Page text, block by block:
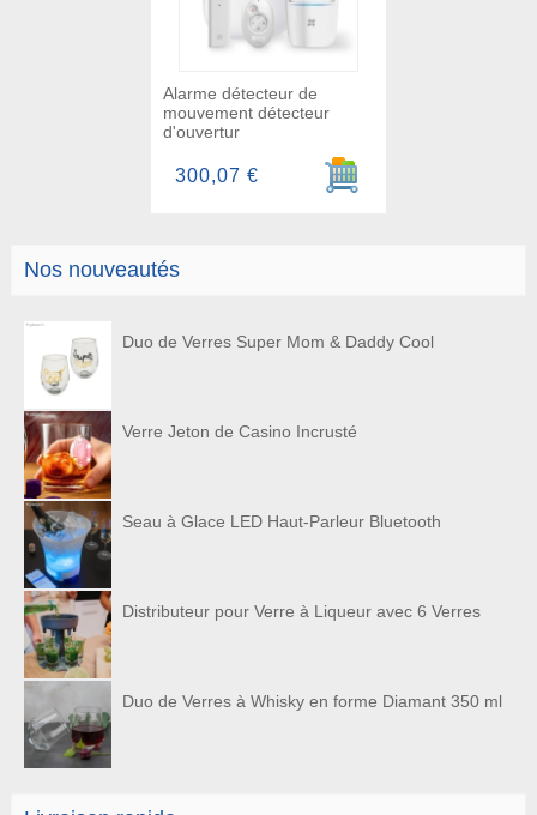
Nos nouveautés
Duo de Verres Super Mom & Daddy Cool
Verre Jeton de Casino Incrusté
Seau à Glace LED Haut-Parleur Bluetooth
Distributeur pour Verre à Liqueur avec 6 Verres
Duo de Verres à Whisky en forme Diamant 350 ml
Alarme détecteur de
mouvement détecteur
d'ouvertur
Ajouter au panier
300,07 €